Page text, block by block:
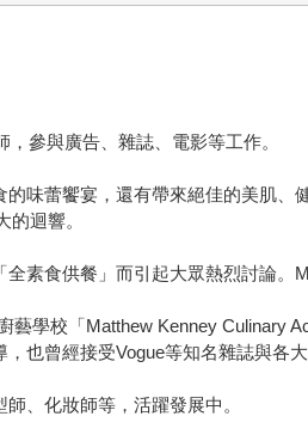
參與廣告、雜誌、電影等工作。
味蕾饗宴，還有帶來絕佳的美肌
迴響。
素食供餐」而引起大眾熱烈討論。
學校「Matthew Kenney Culinary
也曾經接受Vogue等知名雜誌與各大
、化妝師等，活躍發展中。